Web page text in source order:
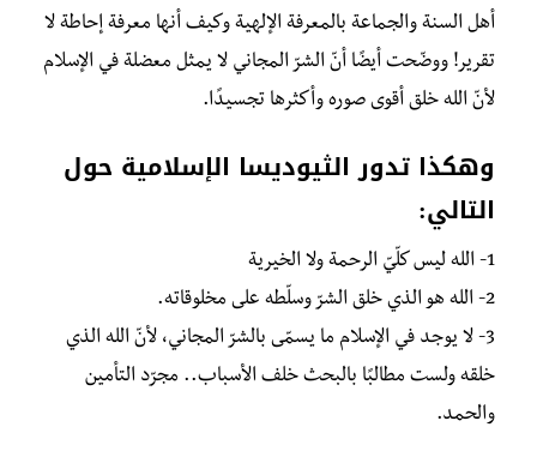
أهل السنة والجماعة بالمعرفة الإلهية وكيف أنها معرفة إحاطة لا
تقرير! ووضّحت أيضًا أنّ الشرّ المجاني لا يمثل معضلة في الإسلام
لأنّ الله خلق أقوى صوره وأكثرها تجسيدًا.
وهكذا تدور الثيوديسا الإسلامية حول
التالي:
1- الله ليس كلّيّ الرحمة ولا الخيرية
2- الله هو الذي خلق الشرّ وسلّطه على مخلوقاته.
3- لا يوجد في الإسلام ما يسمّى بالشرّ المجاني، لأنّ الله الذي
خلقه ولست مطالبًا بالبحث خلف الأسباب.. مجرّد التأمين
والحمد.